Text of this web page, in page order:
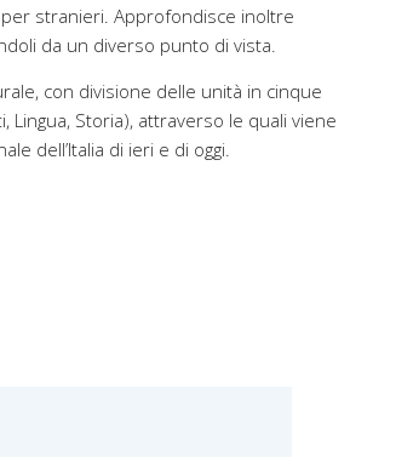
stranieri. Approfondisce inoltre
da un diverso punto di vista.
con divisione delle unità in cinque
Lingua, Storia), attraverso le quali viene
dell’Italia di ieri e di oggi.